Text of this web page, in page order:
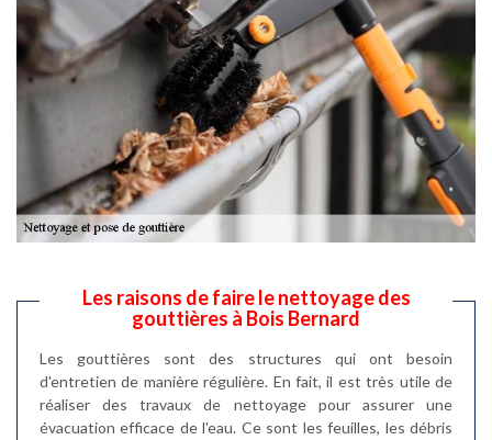
Les raisons de faire le nettoyage des
gouttières à Bois Bernard
Les gouttières sont des structures qui ont besoin
d'entretien de manière régulière. En fait, il est très utile de
réaliser des travaux de nettoyage pour assurer une
évacuation efficace de l'eau. Ce sont les feuilles, les débris